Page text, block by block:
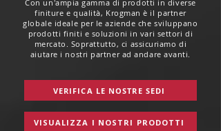
Con un'ampia gamma di prodotti in diverse
finiture e qualità, Krogman è il partner
globale ideale per le aziende che sviluppano
prodotti finiti e soluzioni in vari settori di
mercato. Soprattutto, ci assicuriamo di
aiutare i nostri partner ad andare avanti.
VERIFICA LE NOSTRE SEDI
VISUALIZZA I NOSTRI PRODOTTI